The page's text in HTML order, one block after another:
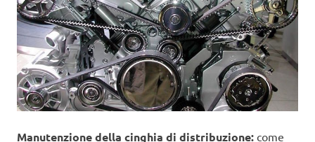
Manutenzione della cinghia di distribuzione: come